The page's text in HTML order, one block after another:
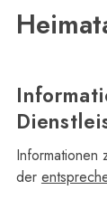
Informationen
der